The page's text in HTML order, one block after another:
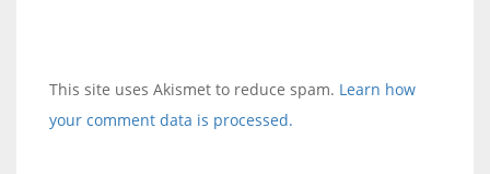
This site uses Akismet to reduce spam. Learn how
your comment data is processed.